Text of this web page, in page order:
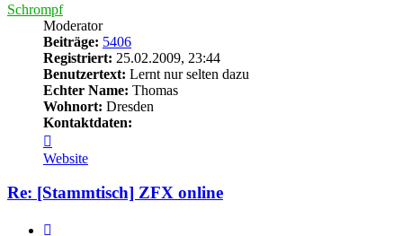
Schrompf
Moderator
Beiträge: 5406
Registriert: 25.02.2009, 23:44
Benutzertext: Lernt nur selten dazu
Echter Name: Thomas
Wohnort: Dresden
Kontaktdaten:
von
Schrompf
Website
Re: [Stammtisch] ZFX online